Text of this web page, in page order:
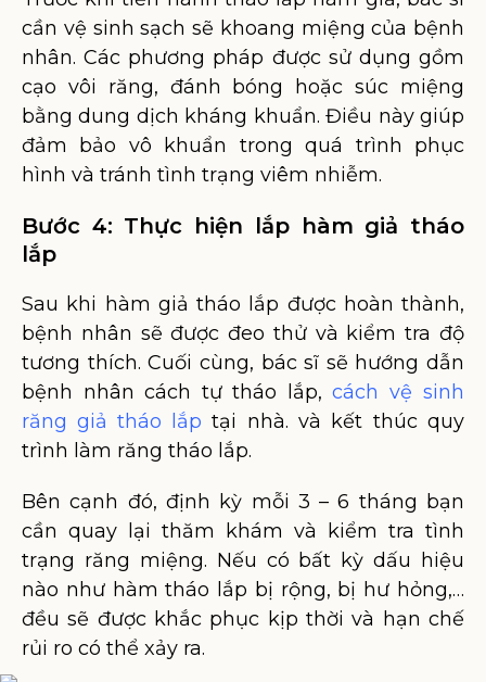
cần vệ sinh sạch sẽ khoang miệng của bệnh
nhân. Các phương pháp được sử dụng gồm
cạo vôi răng, đánh bóng hoặc súc miệng
bằng dung dịch kháng khuẩn. Điều này giúp
đảm bảo vô khuẩn trong quá trình phục
hình và tránh tình trạng viêm nhiễm.
Bước 4: Thực hiện lắp hàm giả tháo
lắp
Sau khi hàm giả tháo lắp được hoàn thành,
bệnh nhân sẽ được đeo thử và kiểm tra độ
tương thích. Cuối cùng, bác sĩ sẽ hướng dẫn
bệnh nhân cách tự tháo lắp, cách vệ sinh
răng giả tháo lắp tại nhà. và kết thúc quy
trình làm răng tháo lắp.
Bên cạnh đó, định kỳ mỗi 3 – 6 tháng bạn
cần quay lại thăm khám và kiểm tra tình
trạng răng miệng. Nếu có bất kỳ dấu hiệu
nào như hàm tháo lắp bị rộng, bị hư hỏng,…
đều sẽ được khắc phục kịp thời và hạn chế
rủi ro có thể xảy ra.